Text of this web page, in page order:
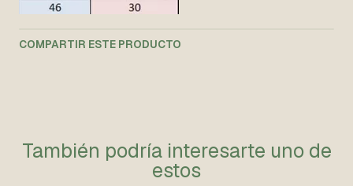
COMPARTIR ESTE PRODUCTO
También podría interesarte uno de
estos